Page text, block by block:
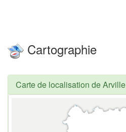
Cartographie
Carte de localisation de Arville